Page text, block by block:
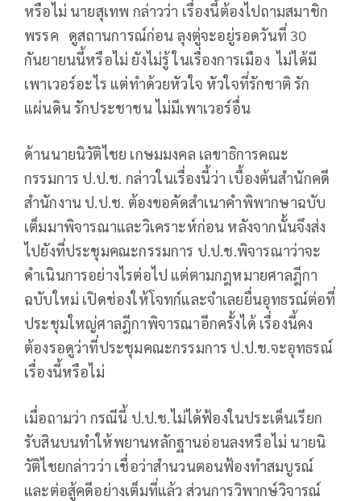
หรือไม่ นายสุเทพ กล่าวว่า เรื่องนี้ต้องไปถามสมาชิก
พรรค ดูสถานการณ์ก่อน ลุงตู่จะอยู่รอดวันที่ 30
กันยายนนี้หรือไม่ ยังไม่รู้ ในเรื่องการเมือง ไม่ได้มี
เพาเวอร์อะไร แต่ทำด้วยหัวใจ หัวใจที่รักชาติ รัก
แผ่นดิน รักประชาชน ไม่มีเพาเวอร์อื่น
ด้านนายนิวัติไชย เกษมมงคล เลขาธิการคณะ
กรรมการ ป.ป.ช. กล่าวในเรื่องนี้ว่า เบื้องต้นสำนักคดี
สำนักงาน ป.ป.ช. ต้องขอคัดสำเนาคำพิพากษาฉบับ
เต็มมาพิจารณาและวิเคราะห์ก่อน หลังจากนั้นจึงส่ง
ไปยังที่ประชุมคณะกรรมการ ป.ป.ช.พิจารณาว่าจะ
ดำเนินการอย่างไรต่อไป แต่ตามกฎหมายศาลฎีกา
ฉบับใหม่ เปิดช่องให้โจทก์และจำเลยยื่นอุทธรณ์ต่อที่
ประชุมใหญ่ศาลฎีกาพิจารณาอีกครั้งได้ เรื่องนี้คง
ต้องรอดูว่าที่ประชุมคณะกรรมการ ป.ป.ช.จะอุทธรณ์
เรื่องนี้หรือไม่
เมื่อถามว่า กรณีนี้ ป.ป.ช.ไม่ได้ฟ้องในประเด็นเรียก
รับสินบนทำให้พยานหลักฐานอ่อนลงหรือไม่ นายนิ
วัติไชยกล่าวว่า เชื่อว่าสำนวนตอนฟ้องทำสมบูรณ์
และต่อสู้คดีอย่างเต็มที่แล้ว ส่วนการวิพากษ์วิจารณ์